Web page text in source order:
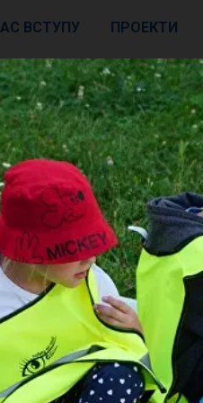
ВСТУПУ ПРОЕКТИ
час, який вам справді зручний, і
зареєструватися.
щоб дати можливість більшій
що зможете регулярно
справді хоче навчатися,